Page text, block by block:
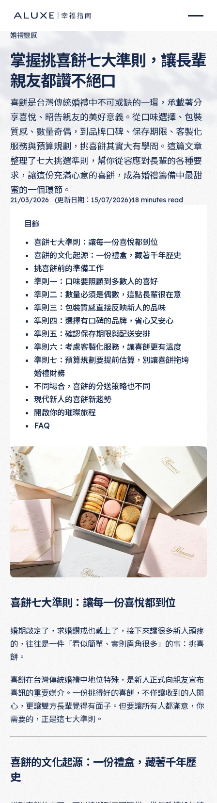
婚禮靈感
掌握挑喜餅七大準則，讓長輩
親友都讚不絕口
喜餅是台灣傳統婚禮中不可或缺的一環，承載著分
享喜悅、昭告親友的美好意義。從口味選擇、包裝
質感、數量奇偶，到品牌口碑、保存期限、客製化
服務與預算規劃，挑喜餅其實大有學問。這篇文章
整理了七大挑選準則，幫你從容應對長輩的各種要
求，讓這份充滿心意的喜餅，成為婚禮籌備中最甜
蜜的一個環節。
21/03/2026 (更新日期：15/07/2026)18 minutes read
目錄
喜餅七大準則：讓每一份喜悅都到位
喜餅的文化起源：一份禮盒，藏著千年歷史
挑喜餅前的準備工作
準則一：口味要照顧到多數人的喜好
準則二：數量必須是偶數，這點長輩很在意
準則三：包裝質感直接反映新人的品味
準則四：選擇有口碑的品牌，省心又安心
準則五：確認保存期限與配送安排
準則六：考慮客製化服務，讓喜餅更有溫度
準則七：預算規劃要提前估算，別讓喜餅拖垮
婚禮財務
不同場合，喜餅的分送策略也不同
現代新人的喜餅新趨勢
開啟你的璀璨旅程
FAQ
喜餅七大準則：讓每一份喜悅都到位
婚期敲定了，求婚鑽戒也戴上了，接下來讓很多新人頭疼
的，往往是一件「看似簡單、實則眉角很多」的事：挑喜
餅。
喜餅在台灣傳統婚禮中地位特殊，是新人正式向親友宣布
喜訊的重要媒介。一份挑得好的喜餅，不僅讓收到的人開
心，更讓雙方長輩覺得有面子。但要讓所有人都滿意，你
需要的，正是這七大準則。
喜餅的文化起源：一份禮盒，藏著千年歷
史